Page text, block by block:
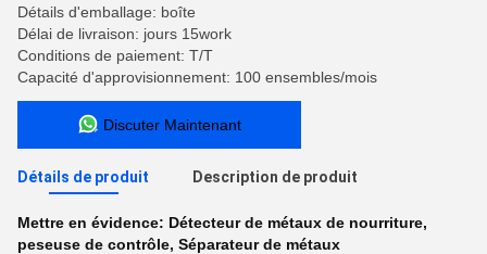
Détails d'emballage: boîte
Délai de livraison: jours 15work
Conditions de paiement: T/T
Capacité d'approvisionnement: 100 ensembles/mois
Discuter Maintenant
Détails de produit Description de produit
Mettre en évidence: Détecteur de métaux de nourriture,
peseuse de contrôle, Séparateur de métaux